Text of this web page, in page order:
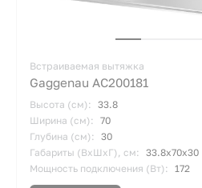
Встраиваемая вытяжка
Gaggenau AC200181
Высота (см): 33.8
Ширина (см): 70
Глубина (см): 30
Габариты (ВхШхГ), см: 33.8х70х30
Мощность подключения (Вт): 172